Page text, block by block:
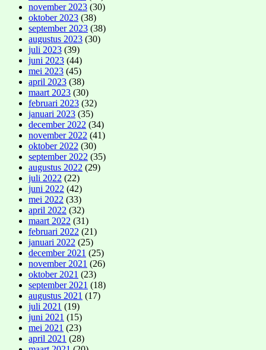
november 2023 (30)
oktober 2023 (38)
september 2023 (38)
augustus 2023 (30)
juli 2023 (39)
juni 2023 (44)
mei 2023 (45)
april 2023 (38)
maart 2023 (30)
februari 2023 (32)
januari 2023 (35)
december 2022 (34)
november 2022 (41)
oktober 2022 (30)
september 2022 (35)
augustus 2022 (29)
juli 2022 (22)
juni 2022 (42)
mei 2022 (33)
april 2022 (32)
maart 2022 (31)
februari 2022 (21)
januari 2022 (25)
december 2021 (25)
november 2021 (26)
oktober 2021 (23)
september 2021 (18)
augustus 2021 (17)
juli 2021 (19)
juni 2021 (15)
mei 2021 (23)
april 2021 (28)